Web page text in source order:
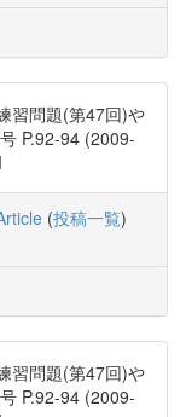
習問題(第47回)や
P.92-94 (2009-
(投稿一覧)
習問題(第47回)や
P.92-94 (2009-